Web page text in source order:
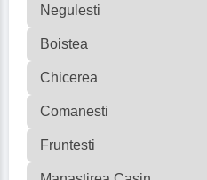
Negulesti
Boistea
Chicerea
Comanesti
Fruntesti